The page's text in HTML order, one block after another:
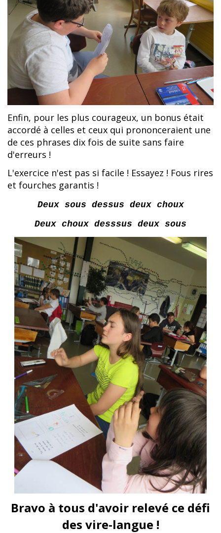
Enfin, pour les plus courageux, un bonus était
accordé à celles et ceux qui prononceraient une
de ces phrases dix fois de suite sans faire
d'erreurs !
L'exercice n'est pas si facile ! Essayez ! Fous rires
et fourches garantis !
Deux sous dessus deux choux
Deux choux desssus deux sous
Bravo à tous d'avoir relevé ce défi
des vire-langue !